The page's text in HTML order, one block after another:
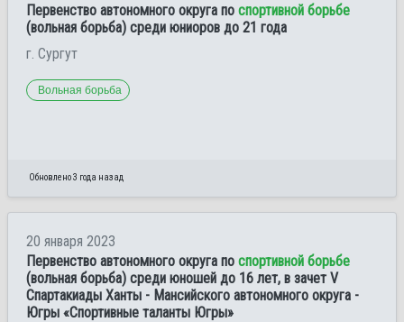
Первенство автономного округа по спортивной борьбе
(вольная борьба) среди юниоров до 21 года
г. Сургут
Вольная борьба
Обновлено 3 года назад
20 января 2023
Первенство автономного округа по спортивной борьбе
(вольная борьба) среди юношей до 16 лет, в зачет V
Спартакиады Ханты - Мансийского автономного округа -
Югры «Спортивные таланты Югры»